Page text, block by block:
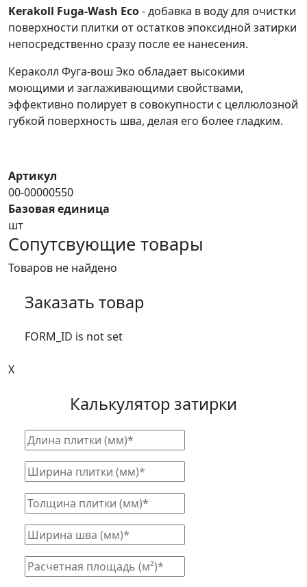
Kerakoll Fuga-Wash Eco- добавка в воду для очистки
поверхности плитки от остатков эпоксидной затирки
непосредственно сразу после ее нанесения.
Кераколл Фуга-вош Эко обладает высокими
моющими и заглаживающими свойствами,
эффективно полирует в совокупности с целлюлозной
губкой поверхность шва, делая его более гладким.
Артикул
00-00000550
Базовая единица
шт
Сопутсвующие товары
Товаров не найдено
Заказать товар
FORM_ID is not set
X
Калькулятор затирки